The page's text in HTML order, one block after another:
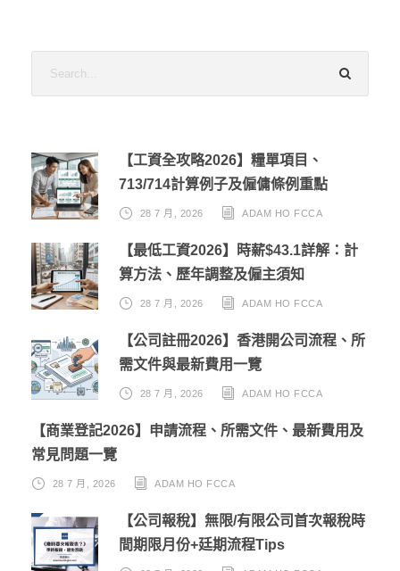
【工資全攻略2026】糧單項目、
713/714計算例子及僱傭條例重點
28 7 月, 2026 ADAM HO FCCA
【最低工資2026】時薪$43.1詳解：計
算方法、歷年調整及僱主須知
28 7 月, 2026 ADAM HO FCCA
【公司註冊2026】香港開公司流程、所
需文件與最新費用一覽
28 7 月, 2026 ADAM HO FCCA
【商業登記2026】申請流程、所需文件、最新費用及
常見問題一覽
28 7 月, 2026 ADAM HO FCCA
【公司報稅】無限/有限公司首次報稅時
間期限月份+廷期流程Tips